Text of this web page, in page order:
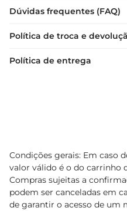
Dúvidas frequentes (FAQ)
Política de troca e
Política de entrega
Condições gerais: Em caso
valor válido é o do carrinho
Compras sujeitas a
podem ser canceladas em
de garantir o acesso de um